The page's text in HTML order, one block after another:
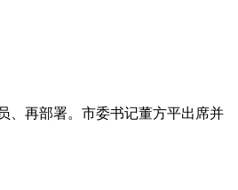
、再部署。市委书记董方平出席并